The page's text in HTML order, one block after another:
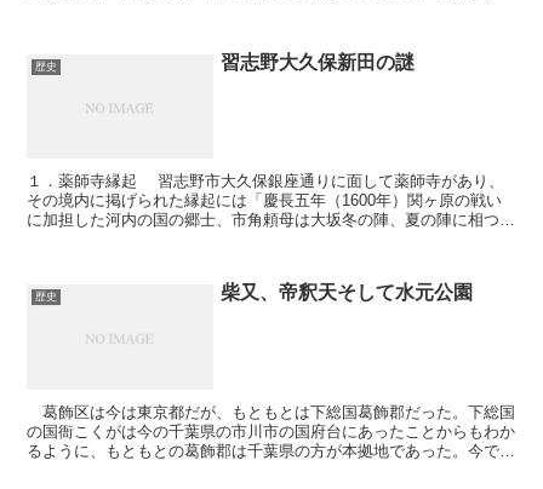
歴史 習志野大久保新田の謎
１．薬師寺縁起 習志野市大久保銀座通りに面して薬師寺があり、
その境内に掲げられた縁起には「慶長五年（1600年）関ヶ原の戦い
に加担した河内の国の郷士、市角頼母は大坂冬の陣、夏の陣に相つい
歴史 柴又、帝釈天そして水元公園
葛飾区は今は東京都だが、もともとは下総国葛飾郡だった。下総国
の国衙こくがは今の千葉県の市川市の国府台にあったことからもわか
るように、もともとの葛飾郡は千葉県の方が本拠地であった。今で